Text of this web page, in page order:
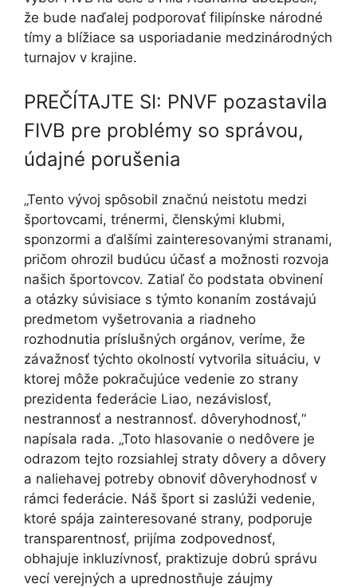
že bude naďalej podporovať filipínske národné
tímy a blížiace sa usporiadanie medzinárodných
turnajov v krajine.
PREČÍTAJTE SI: PNVF pozastavila
FIVB pre problémy so správou,
údajné porušenia
„Tento vývoj spôsobil značnú neistotu medzi
športovcami, trénermi, členskými klubmi,
sponzormi a ďalšími zainteresovanými stranami,
pričom ohrozil budúcu účasť a možnosti rozvoja
našich športovcov. Zatiaľ čo podstata obvinení
a otázky súvisiace s týmto konaním zostávajú
predmetom vyšetrovania a riadneho
rozhodnutia príslušných orgánov, veríme, že
závažnosť týchto okolností vytvorila situáciu, v
ktorej môže pokračujúce vedenie zo strany
prezidenta federácie Liao, nezávislosť,
nestrannosť a nestrannosť. dôveryhodnosť,“
napísala rada. „Toto hlasovanie o nedôvere je
odrazom tejto rozsiahlej straty dôvery a dôvery
a naliehavej potreby obnoviť dôveryhodnosť v
rámci federácie. Náš šport si zaslúži vedenie,
ktoré spája zainteresované strany, podporuje
transparentnosť, prijíma zodpovednosť,
obhajuje inkluzívnosť, praktizuje dobrú správu
vecí verejných a uprednostňuje záujmy